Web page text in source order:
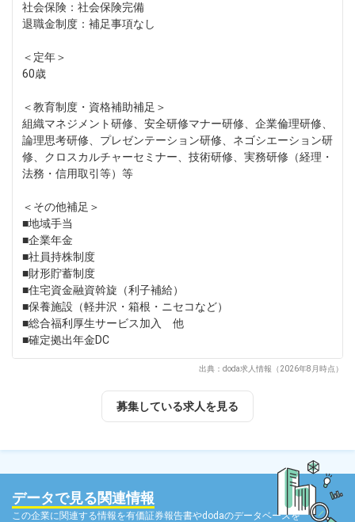
社会保険：社会保険完備
退職金制度：補足事項なし
＜定年＞
60歳
＜教育制度・資格補助補足＞
組織マネジメント研修、安全研修マナー研修、企業倫理研修、
論理思考研修、プレゼンテーション研修、ネゴシエーション研
修、クロスカルチャーセミナー、技術研修、実務研修（経理・
法務・信用取引等）等
＜その他補足＞
■地域手当
■企業年金
■社員持株制度
■財形貯蓄制度
■住宅資金融資斡旋（利子補給）
■保養施設（軽井沢・箱根・ニセコなど）
■総合福利厚生サービス加入 他
■確定拠出年金DC
出典：doda求人情報（2026年8月時点）
募集している求人を見る
データで見る関連情報
この企業に関連する情報を有価証券報告書やdodaのデータベースを